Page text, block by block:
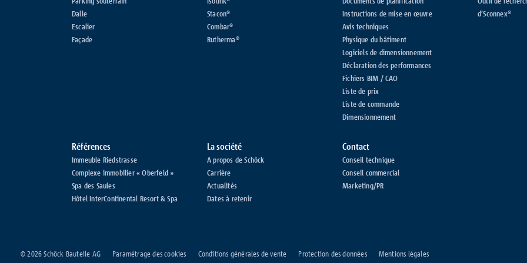
Dalle
Escalier
Façade
Stacon®
Combar®
Rutherma®
Instructions de mise en œuvre
Avis techniques
Physique du bâtiment
Logiciels de dimensionnement
Déclaration des performances
Fichiers BIM / CAO
Liste de prix
Liste de commande
Dimensionnement
d’Sconnex®
Références
Immeuble Riedstrasse
Complexe immobilier « Oberfeld »
Spa des Saules
Hôtel InterContinental Resort & Spa
La société
A propos de Schöck
Carrière
Actualités
Dates à retenir
Contact
Conseil technique
Conseil commercial
Marketing/PR
Paramétrage des cookies Conditions générales de vente Protection des données Mentions légales
© 2026 Schöck Bauteile AG